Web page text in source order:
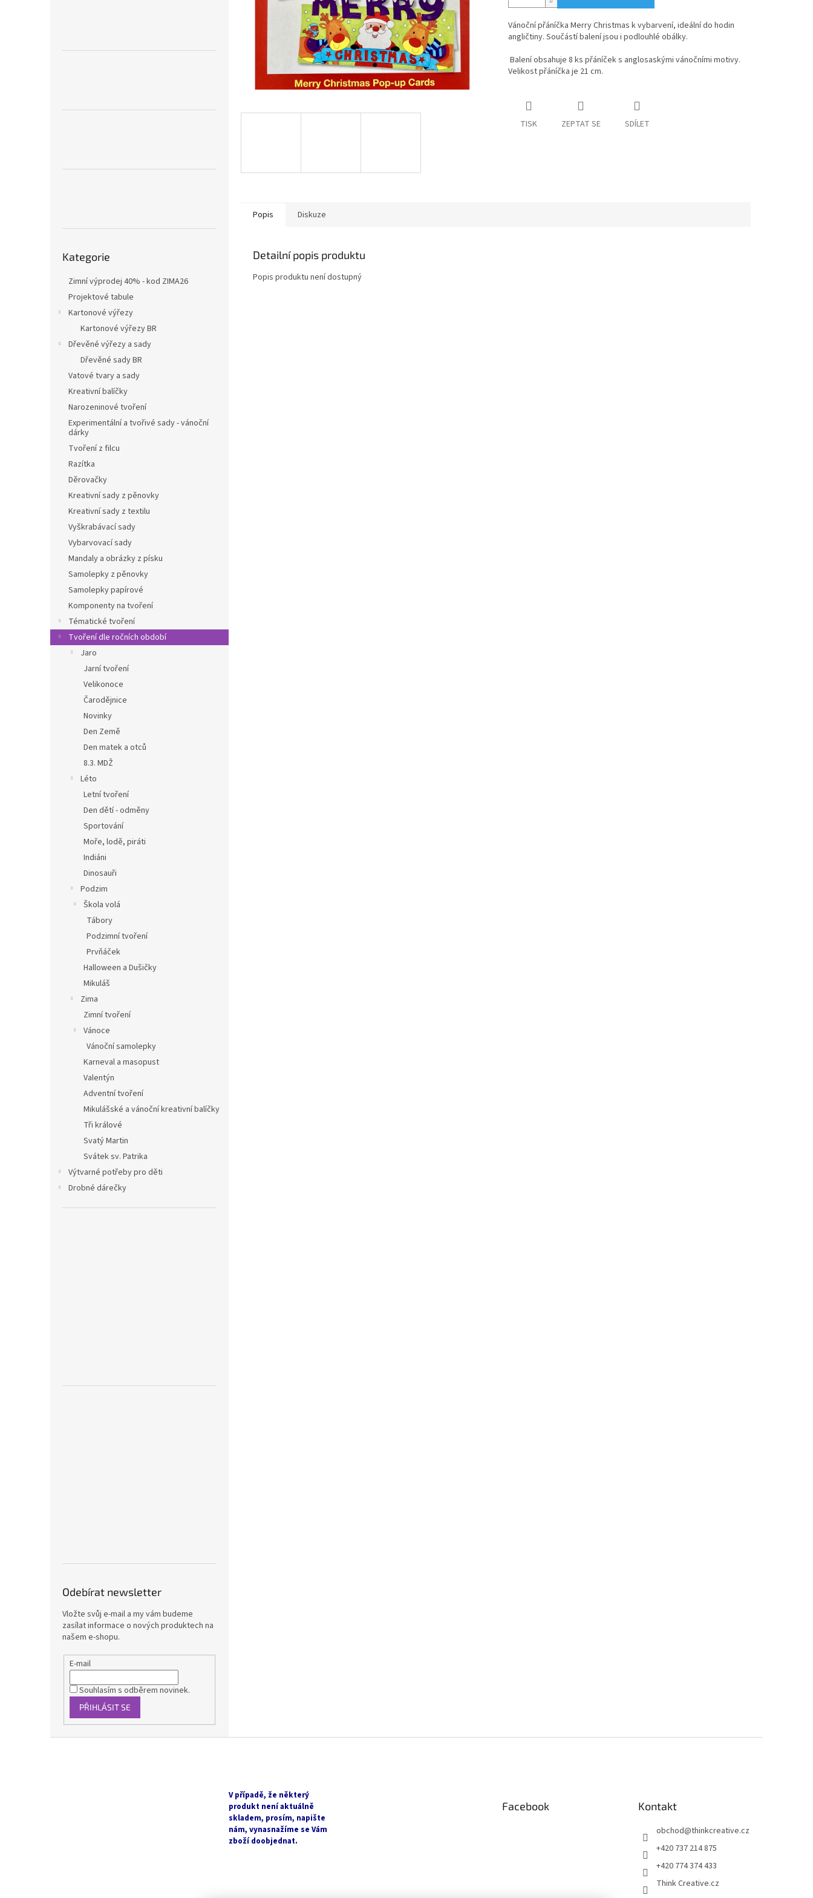
kategorie
Kategorie
Zimní výprodej 40% - kod ZIMA26
Projektové tabule
Kartonové výřezy
Kartonové výřezy BR
Dřevěné výřezy a sady
Dřevěné sady BR
Vatové tvary a sady
Kreativní balíčky
Narozeninové tvoření
Experimentální a tvořivé sady - vánoční
dárky
Tvoření z filcu
Razítka
Děrovačky
Kreativní sady z pěnovky
Kreativní sady z textilu
Vyškrabávací sady
Vybarvovací sady
Mandaly a obrázky z písku
Samolepky z pěnovky
Samolepky papírové
Komponenty na tvoření
Tématické tvoření
Tvoření dle ročních období
Jaro
Jarní tvoření
Velikonoce
Čarodějnice
Novinky
Den Země
Den matek a otců
8.3. MDŽ
Léto
Letní tvoření
Den dětí - odměny
Sportování
Moře, lodě, piráti
Indiáni
Dinosauři
Podzim
Škola volá
Tábory
Podzimní tvoření
Prvňáček
Halloween a Dušičky
Mikuláš
Zima
Zimní tvoření
Vánoce
Vánoční samolepky
Karneval a masopust
Valentýn
Adventní tvoření
Mikulášské a vánoční kreativní balíčky
Tři králové
Svatý Martin
Svátek sv. Patrika
Výtvarné potřeby pro děti
Drobné dárečky
Odebírat newsletter
Vložte svůj e-mail a my vám budeme
zasílat informace o nových produktech na
našem e-shopu.
E-mail
Souhlasím s odběrem novinek.
PŘIHLÁSIT SE
Vánoční přáníčka Merry Christmas k vybarvení, ideální do hodin
angličtiny. Součástí balení jsou i podlouhlé obálky.
Balení obsahuje 8 ks přáníček s anglosaskými vánočními motivy.
Velikost přáníčka je 21 cm.
TISK ZEPTAT SE SDÍLET
Popis Diskuze
Detailní popis produktu
Popis produktu není dostupný
V případě, že některý
produkt není aktuálně
skladem, prosím, napište
nám, vynasnažíme se Vám
zboží doobjednat.
Facebook Kontakt
obchod@thinkcreative.cz
+420 737 214 875
+420 774 374 433
Think Creative.cz